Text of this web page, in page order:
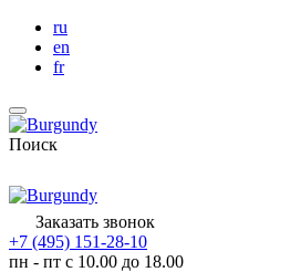
ru
en
fr
Поиск
Заказать звонок
+7 (495) 151-28-10
пн - пт с 10.00 до 18.00